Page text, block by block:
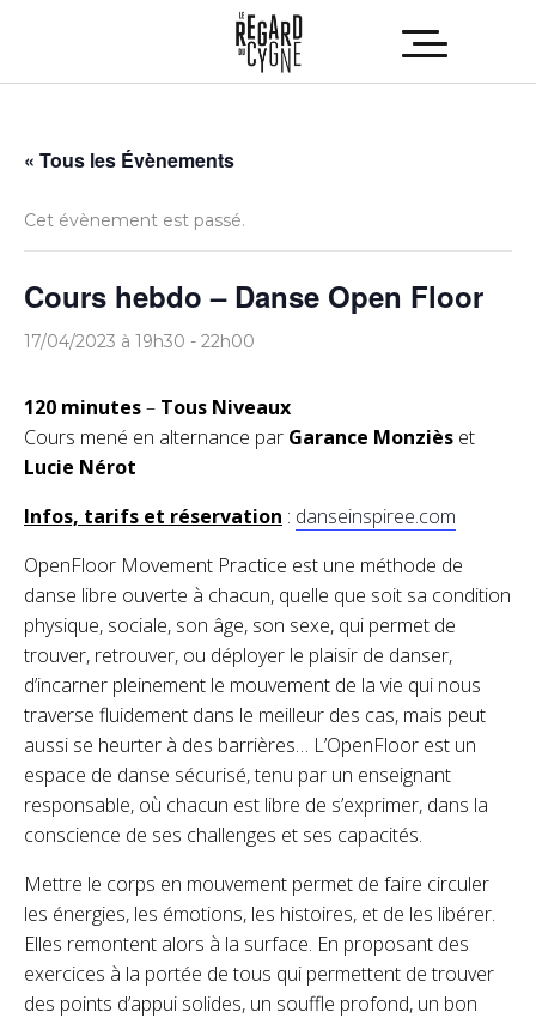
« Tous les Évènements
Cet évènement est passé.
Cours hebdo – Danse Open Floor
17/04/2023 à 19h30 - 22h00
120 minutes– Tous Niveaux
Cours mené en alternance par Garance Monziès et
Lucie Nérot
Infos, tarifs et réservation : danseinspiree.com
OpenFloor Movement Practice est une méthode de
danse libre ouverte à chacun, quelle que soit sa condition
physique, sociale, son âge, son sexe, qui permet de
trouver, retrouver, ou déployer le plaisir de danser,
d’incarner pleinement le mouvement de la vie qui nous
traverse fluidement dans le meilleur des cas, mais peut
aussi se heurter à des barrières… L’OpenFloor est un
espace de danse sécurisé, tenu par un enseignant
responsable, où chacun est libre de s’exprimer, dans la
conscience de ses challenges et ses capacités.
Mettre le corps en mouvement permet de faire circuler
les énergies, les émotions, les histoires, et de les libérer.
Elles remontent alors à la surface. En proposant des
exercices à la portée de tous qui permettent de trouver
des points d’appui solides, un souffle profond, un bon